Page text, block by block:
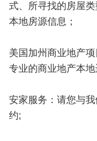
式、所寻找的房屋
本地房源信息；
美国加州商业地产
专业的商业地产本地
安家服务：请您与
约;